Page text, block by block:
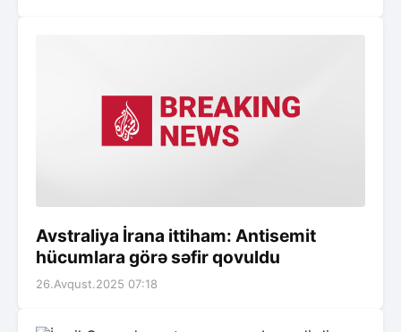
Avstraliya İrana ittiham: Antisemit
hücumlara görə səfir qovuldu
26.Avqust.2025 07:18